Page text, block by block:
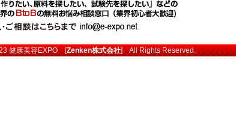
健康美容EXPO[Zenken株式会社] All Rights Reserved.